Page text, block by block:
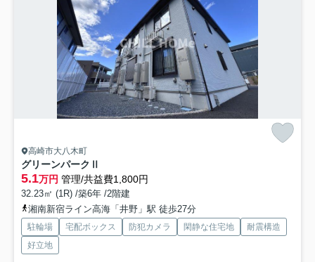
高崎市大八木町
グリーンパークⅡ
5.1万円 管理/共益費1,800円
32.23㎡ (1R) /築6年 /2階建
湘南新宿ライン高海「井野」駅 徒歩27分
駐輪場 宅配ボックス 防犯カメラ 閑静な住宅地
耐震構造
好立地